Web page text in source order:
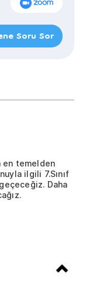
Soru Sor
en temelden
ilgili 7.Sınıf
geçeceğiz. Daha